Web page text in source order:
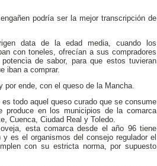
podría ser la mejor transcripción de
data de la edad media, cuando los
con toneles, ofrecían a sus compradores
de sabor, para que estos tuvieran
iban a comprar.
por ende, con el queso de la Mancha.
todo aquel queso curado que se consume
produce en los municipios de la comarca
Cuenca, Ciudad Real y Toledo.
esta comarca desde el año 96 tiene
es el organismos del consejo regulador el
con su estricta norma, por supuesto